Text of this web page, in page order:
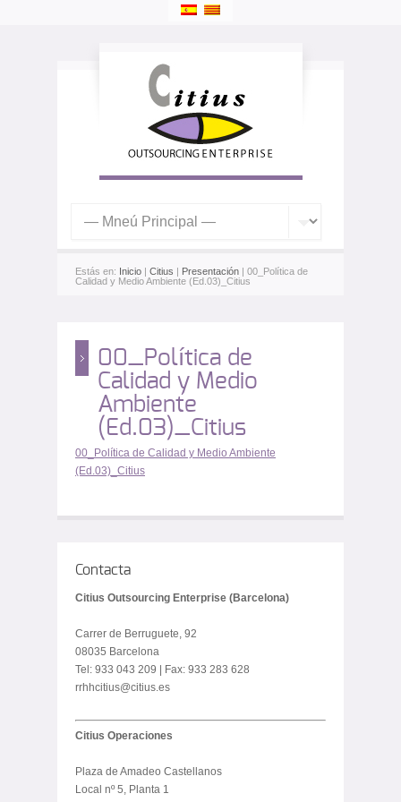
Estás en: Inicio | Citius | Presentación | 00_Política de
Calidad y Medio Ambiente (Ed.03)_Citius
00_Política de
Calidad y Medio
Ambiente
(Ed.03)_Citius
00_Política de Calidad y Medio Ambiente
(Ed.03)_Citius
Contacta
Citius Outsourcing Enterprise (Barcelona)
Carrer de Berruguete, 92
08035 Barcelona
Tel: 933 043 209 | Fax: 933 283 628
rrhhcitius@citius.es
Citius Operaciones
Plaza de Amadeo Castellanos
Local nº 5, Planta 1